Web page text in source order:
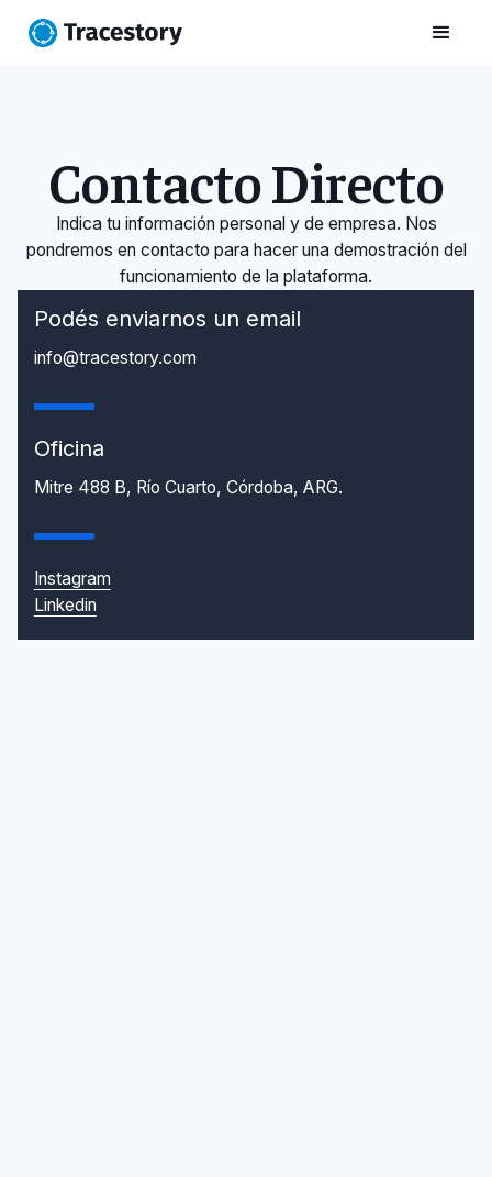
Contacto Directo
Indica tu información personal y de empresa. Nos
pondremos en contacto para hacer una demostración del
funcionamiento de la plataforma.
Podés enviarnos un email
info@tracestory.com
Oficina
Mitre 488 B, Río Cuarto, Córdoba, ARG.
Instagram
Linkedin